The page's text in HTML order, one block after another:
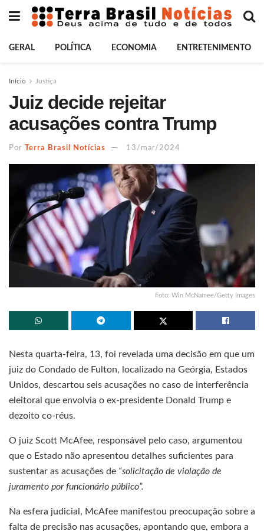
GERAL POLÍTICA ECONOMIA ENTRETENIMENTO
Início Justiça
Juiz decide rejeitar
acusações contra Trump
Por Terra Brasil Notícias 13/mar/2024
Foto: Win McNamee/Getty Images
Nesta quarta-feira, 13, foi revelada uma decisão em que um
juiz do Condado de Fulton, localizado na Geórgia, Estados
Unidos, descartou seis acusações no caso de interferência
eleitoral que envolvia o ex-presidente Donald Trump e
dezoito co-réus.
O juiz Scott McAfee, responsável pelo caso, argumentou
que o Estado não apresentou detalhes suficientes para
sustentar as acusações de “solicitação de violação de
juramento por funcionário público”.
Na esfera judicial, McAfee manifestou preocupação sobre a
falta de precisão nas acusações, apontando que, embora a